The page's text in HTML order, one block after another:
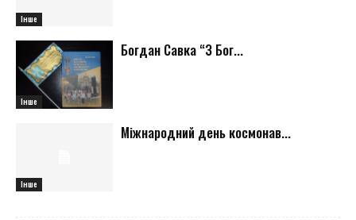
Інше
Інше
Богдан Савка “З Бог...
Інше
Міжнародний день космонав...